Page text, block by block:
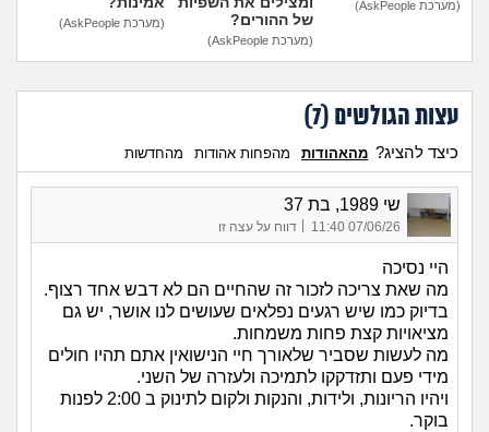
(מערכת AskPeople)
של ההורים?
(מערכת AskPeople)
(מערכת AskPeople)
עצות הגולשים (7
)
כיצד להציג? מהאהודות מהפחות אהודות מהחדשות
שי 1989, בת 37
07/06/26 11:40 דווח על עצה זו
היי נסיכה
מה שאת צריכה לזכור זה שהחיים הם לא דבש אחד רצוף.
בדיוק כמו שיש רגעים נפלאים שעושים לנו אושר, יש גם
מציאויות קצת פחות משמחות.
מה לעשות שסביר שלאורך חיי הנישואין אתם תהיו חולים
מידי פעם ותזדקקו לתמיכה ולעזרה של השני.
ויהיו הריונות, ולידות, והנקות ולקום לתינוק ב 2:00 לפנות
בוקר.